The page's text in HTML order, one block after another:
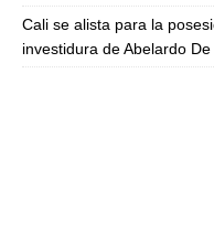
Cali se alista para la
investidura de Abelardo